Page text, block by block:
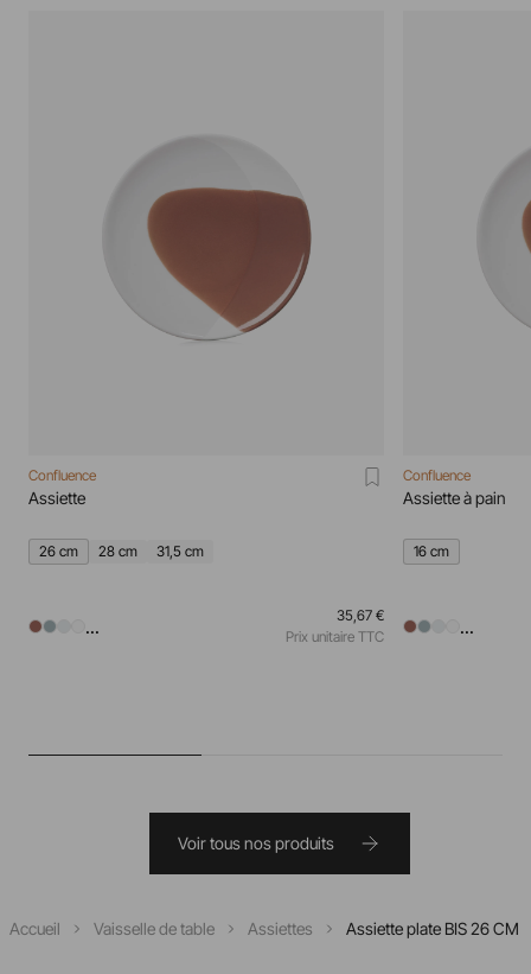
Confluence
Assiette
26 cm 28 cm 31,5 cm
...
35,67 €
Prix unitaire TTC
Confluence
Assiette à pain
16 cm
...
Voir tous nos produits
Accueil Vaisselle de table Assiettes Assiette plate BIS 26 CM